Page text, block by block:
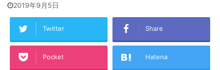
2019年9月5日
Twitter Share
Pocket Hatena